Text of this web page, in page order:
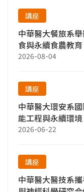
講座
中華醫大餐旅系
食與永續食農教育
2026-08-04
講座
中華醫大環安系
能工程與永續環境
2026-06-22
講座
中華醫大醫技系